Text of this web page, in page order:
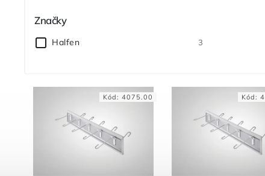
Značky
Halfen 3
Kód: 4075.00 Kód: